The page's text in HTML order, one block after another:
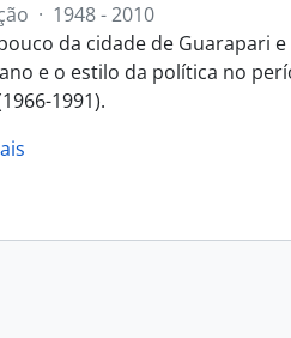
· 1948 - 2010
da cidade de Guarapari
e o estilo da política no
1991).